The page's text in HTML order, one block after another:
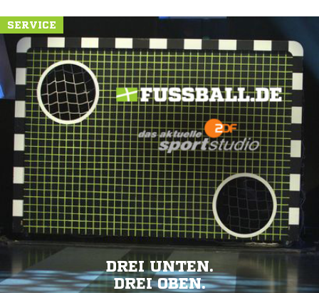
SERVICE
DREI UNTEN.
DREI OBEN.